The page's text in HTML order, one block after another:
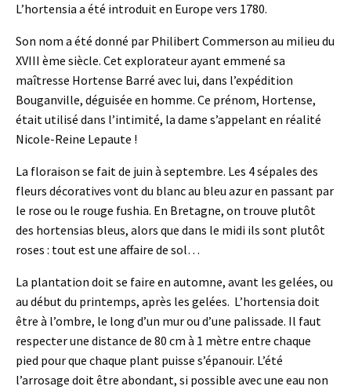
L’hortensia a été introduit en Europe vers 1780.
Son nom a été donné par Philibert Commerson au milieu du
XVIII ème siècle. Cet explorateur ayant emmené sa
maîtresse Hortense Barré avec lui, dans l’expédition
Bouganville, déguisée en homme. Ce prénom, Hortense,
était utilisé dans l’intimité, la dame s’appelant en réalité
Nicole-Reine Lepaute !
La floraison se fait de juin à septembre. Les 4 sépales des
fleurs décoratives vont du blanc au bleu azur en passant par
le rose ou le rouge fushia. En Bretagne, on trouve plutôt
des hortensias bleus, alors que dans le midi ils sont plutôt
roses : tout est une affaire de sol…
La plantation doit se faire en automne, avant les gelées, ou
au début du printemps, après les gelées. L’hortensia doit
être à l’ombre, le long d’un mur ou d’une palissade. Il faut
respecter une distance de 80 cm à 1 mètre entre chaque
pied pour que chaque plant puisse s’épanouir. L’été
l’arrosage doit être abondant, si possible avec une eau non